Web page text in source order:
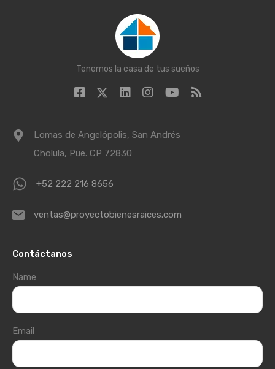
Tenemos la casa de tus sueños
Lomas de Angelópolis, San Andrés
Cholula, Pue. CP 72830
+52 222 216 8656
ventas@proyectobienesraices.com
Contáctanos
Name
Email